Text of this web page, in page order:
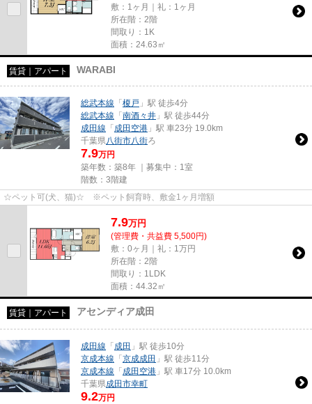
敷：1ヶ月｜礼：1ヶ月
所在階：2階
間取り：1K
面積：24.63㎡
賃貸｜アパート WARABI
総武本線 「榎戸 」駅 徒歩4分
総武本線 「南酒々井 」駅 徒歩44分
成田線 「成田空港 」駅 車23分 19.0km
千葉県 八街市八街ろ
7.9万円
築年数：築8年 ｜募集中： 1室
階数：3階建
☆ペット可(犬、猫)☆ ※ペット飼育時、敷金1ヶ月増額
7.9万円
(管理費・共益費 5,500円)
敷：0ヶ月｜礼：1万円
所在階：2階
間取り：1LDK
面積：44.32㎡
賃貸｜アパート アセンディア成田
成田線 「成田 」駅 徒歩10分
京成本線 「京成成田 」駅 徒歩11分
京成本線 「成田空港 」駅 車17分 10.0km
千葉県成田市幸町
9.2万円